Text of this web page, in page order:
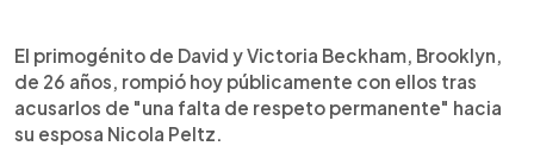
Escuchar artículo
Brooklyn Beckham, hijo mayor de David y Victoria
Beckham, anunció públicamente su ruptura con
sus padres al acusarlos de una falta de respeto
constante hacia su esposa, Nicola Peltz. En un
comunicado difundido en Instagram, el joven de
El primogénito de David y Victoria Beckham, Brooklyn,
de 26 años, rompió hoy públicamente con ellos tras
acusarlos de "una falta de respeto permanente" hacia
su esposa Nicola Peltz.